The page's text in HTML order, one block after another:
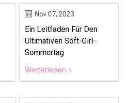
Nov 07, 2023
Ein Leitfaden Für Den
Ultimativen Soft-Girl-
Sommertag
Weiterlesen +